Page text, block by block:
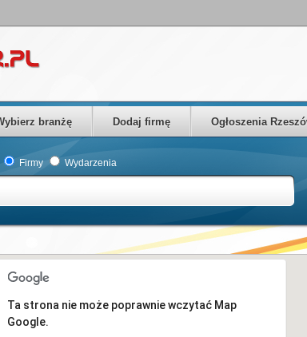
branżę Dodaj firmę Ogłoszenia
Firmy Wydarzenia
Ta strona nie może poprawnie wczytać Map
Google.